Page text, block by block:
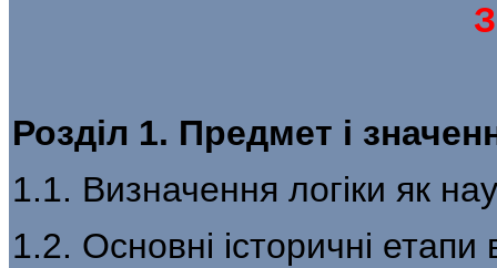
Розділ 1. Предмет і
1.1. Визначення логіки як
1.2. Основні історичні етапи